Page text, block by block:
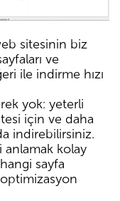
sitesinin biz
ve
ile indirme hızı
yok: yeterli
için ve daha
indirebilirsiniz.
kolay
sayfa